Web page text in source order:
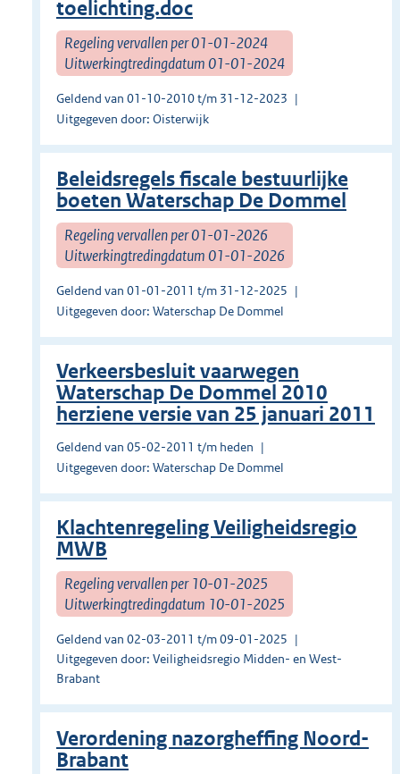
toelichting.doc
Regeling vervallen per 01-01-2024
Uitwerkingtredingdatum 01-01-2024
Geldend van 01-10-2010 t/m 31-12-2023
Uitgegeven door: Oisterwijk
Beleidsregels fiscale bestuurlijke
boeten Waterschap De Dommel
Regeling vervallen per 01-01-2026
Uitwerkingtredingdatum 01-01-2026
Geldend van 01-01-2011 t/m 31-12-2025
Uitgegeven door: Waterschap De Dommel
Verkeersbesluit vaarwegen
Waterschap De Dommel 2010
herziene versie van 25 januari 2011
Geldend van 05-02-2011 t/m heden
Uitgegeven door: Waterschap De Dommel
Klachtenregeling Veiligheidsregio
MWB
Regeling vervallen per 10-01-2025
Uitwerkingtredingdatum 10-01-2025
Geldend van 02-03-2011 t/m 09-01-2025
Uitgegeven door: Veiligheidsregio Midden- en West-
Brabant
Verordening nazorgheffing Noord-
Brabant